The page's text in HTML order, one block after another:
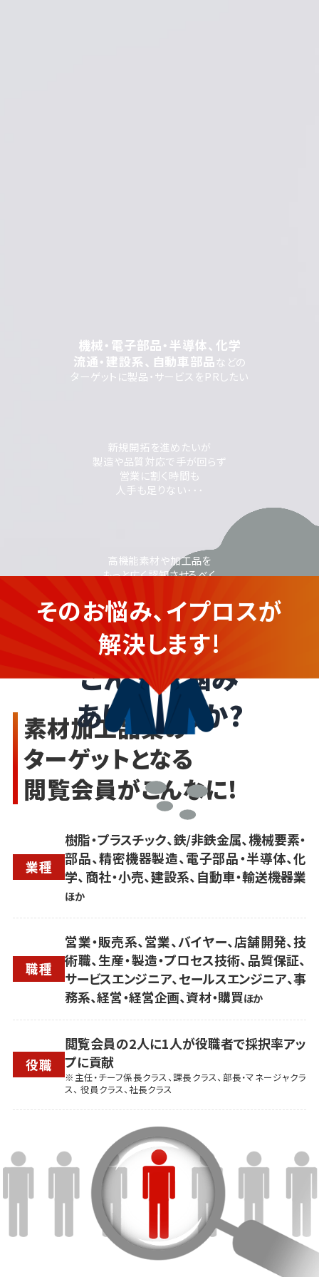
素材加工品業の企業さま
こんなお悩み
ありませんか?
機械・電子部品・半導体、化学
流通・建設系、自動車部品などの
ターゲットに製品・サービスをPRしたい
新規開拓を進めたいが
製造や品質対応で手が回らず
営業に割く時間も
人手も足りない･･･
高機能素材や加工品を
もっと広く認知させるべく
PRや広告のノウハウがなく不安...
そのお悩み、イプロスが
解決します!
素材加工品業の
ターゲットとなる
閲覧会員がこんなに!
業種
樹脂・プラスチック、鉄/非鉄金属、機械要素・
部品、精密機器製造、電子部品・半導体、化
学、商社・小売、建設系、自動車・輸送機器業
ほか
職種
営業・販売系、営業、バイヤー、店舗開発、技
術職、生産・製造・プロセス技術、品質保証、
サービスエンジニア、セールスエンジニア、事
務系、経営・経営企画、資材・購買ほか
役職
閲覧会員の2人に1人が役職者で採択率アッ
プに貢献
※主任・チーフ係長クラス、課長クラス、部長・マネージャクラ
ス、 役員クラス、社長クラス